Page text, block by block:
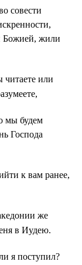
совести
Божией, жили
или
мы будем
Господа
к вам ранее,
же
в Иудею.
я поступил?